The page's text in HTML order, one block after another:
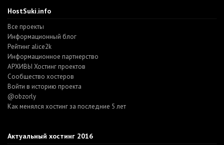
HostSuki.info
Все проекты
Информационный блог
Рейтинг alice2k
Информационное партнерство
АРХИВЫ Хостинг проектов
Cообщество хостеров
Войти в историю проекта
@obzorly
Как менялся хостинг за последние 5 лет
Актуальный хостинг 2016